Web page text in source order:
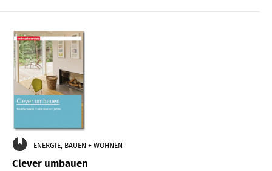
ENERGIE, BAUEN + WOHNEN
Clever umbauen